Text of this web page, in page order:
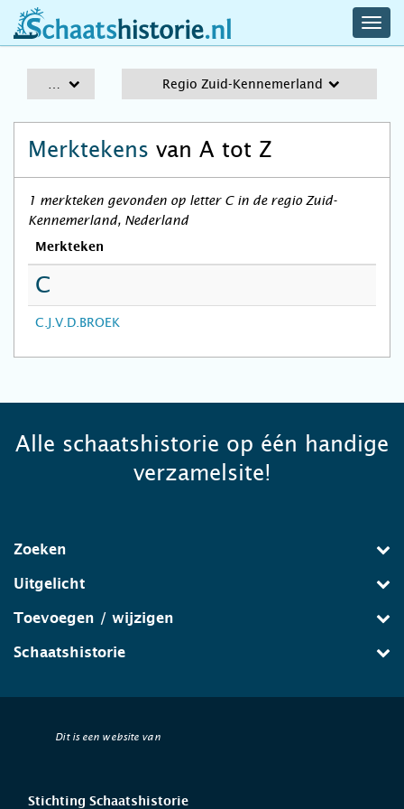
schaatshistorie.nl
Regio Zuid-Kennemerland
Merktekens van A tot Z
1 merkteken gevonden op letter C in de regio Zuid-
Kennemerland, Nederland
Merkteken
C
C.J.V.D.BROEK
Alle schaatshistorie op één handige
verzamelsite!
Zoeken
Uitgelicht
Toevoegen / wijzigen
Schaatshistorie
Dit is een website van
Stichting Schaatshistorie